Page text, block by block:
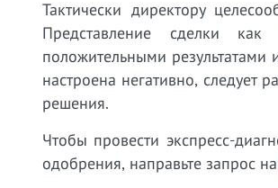
Тактически директору
Представление сделки
положительными результатами
настроена негативно, следует
решения.
Чтобы провести экспресс-
одобрения, направьте запрос на